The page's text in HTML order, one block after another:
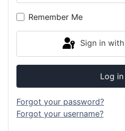
Remember Me
Sign in
Log in
Forgot your password?
Forgot your username?